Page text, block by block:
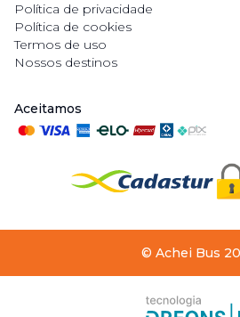
Política de privacidade
Política de cookies
Termos de uso
Nossos destinos
Aceitamos
© Achei Bus